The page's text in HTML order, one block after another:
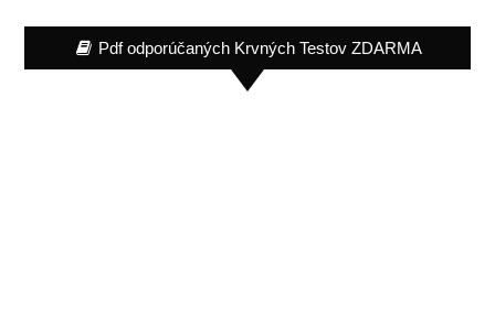
Pdf odporúčaných Krvných Testov ZDARMA